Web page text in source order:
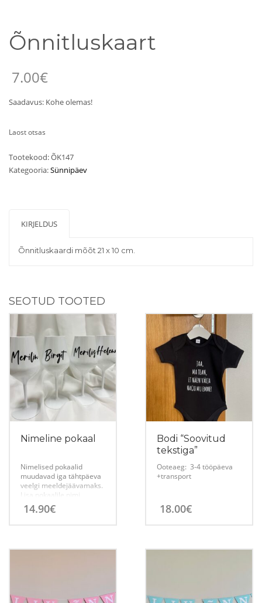
Õnnitluskaart
7.00€
Saadavus: Kohe olemas!
Laost otsas
Tootekood:ÕK147
Kategooria:Sünnipäev
KIRJELDUS
Õnnitluskaardi mõõt 21 x 10 cm.
SEOTUD TOOTED
Nimeline pokaal
Nimelised pokaalid
muudavad iga tähtpäeva
veelgi meeldejäävamaks.
Lisa pokaalile nimi,
kuupäev, tekst või muu
soovitud kujundus ning
pulmadeks,
14.90€
Bodi “Soovitud
tekstiga”
Ooteaeg: 3-4 tööpäeva
+transport
18.00€
Valikuid